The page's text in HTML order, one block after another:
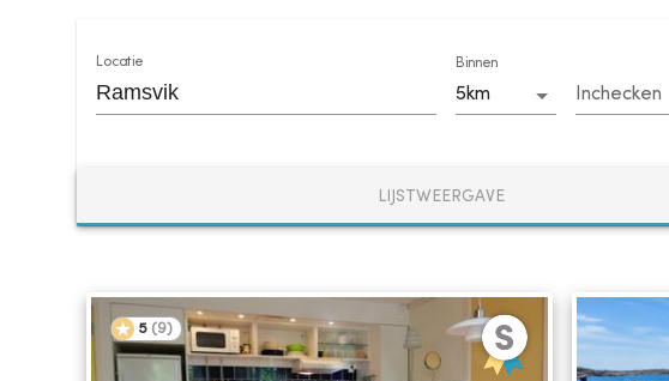
Locatie Binnen
5km Inchecken
LIJSTWEERGAVE
5 (9)